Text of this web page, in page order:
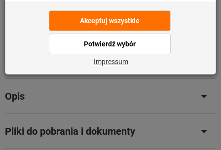
Katalog (PDF) w wersji książkowej
Opis
Pliki do pobrania i dokumenty